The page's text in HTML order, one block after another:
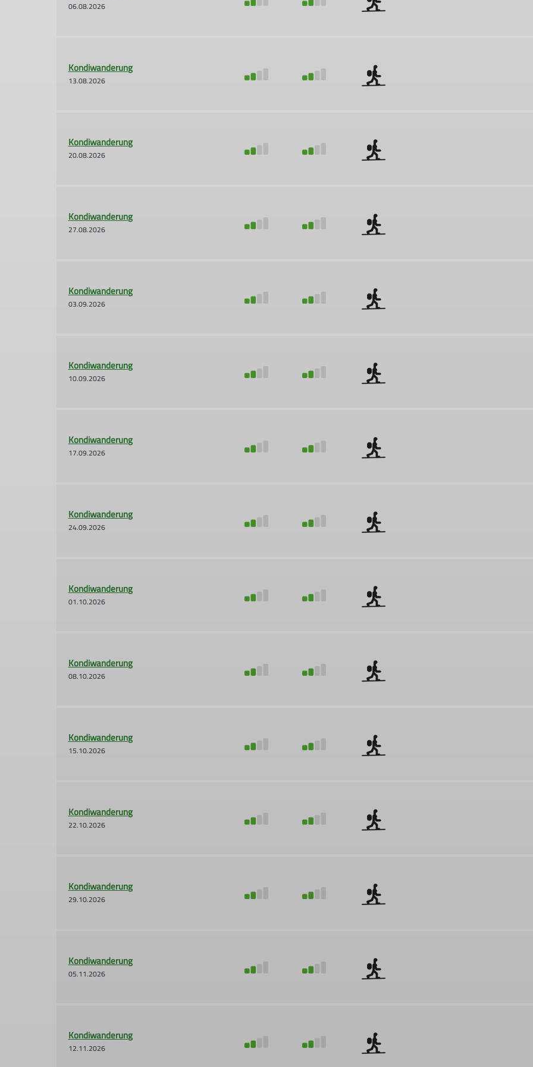
06.08.2026
Kondiwanderung
13.08.2026
Kondiwanderung
20.08.2026
Kondiwanderung
27.08.2026
Kondiwanderung
03.09.2026
Kondiwanderung
10.09.2026
Kondiwanderung
17.09.2026
Kondiwanderung
24.09.2026
Kondiwanderung
01.10.2026
Kondiwanderung
08.10.2026
Kondiwanderung
15.10.2026
Kondiwanderung
22.10.2026
Kondiwanderung
29.10.2026
Kondiwanderung
05.11.2026
Kondiwanderung
12.11.2026